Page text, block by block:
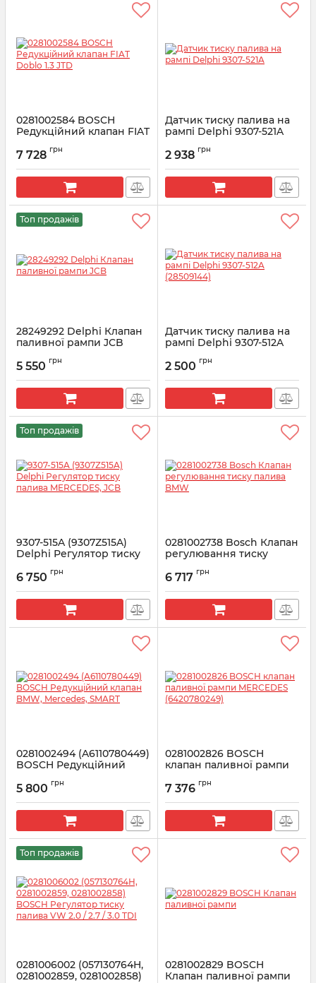
0281002584 BOSCH
Редукційний клапан FIAT
Артикул:
7 728 грн
Датчик тиску палива на
рампі Delphi 9307-521A
2 938 грн
Топ продажів
28249292 Delphi Клапан
паливної рампи JCB
5 550 грн
Датчик тиску палива на
рампі Delphi 9307-512A
Артикул: 28509144
2 500 грн
Топ продажів
9307-515A (9307Z515A)
Delphi Регулятор тиску
Артикул: 9307-515A
6 750 грн
0281002738 Bosch Клапан
регулювання тиску
Артикул:
6 717 грн
0281002494 (A6110780449)
BOSCH Редукційний
SMART
Артикул: 0281002494
5 800 грн
0281002826 BOSCH
клапан паливної рампи
Артикул:
7 376 грн
Топ продажів
0281006002 (057130764H,
0281002859, 0281002858)
0281002829 BOSCH
Клапан паливної рампи